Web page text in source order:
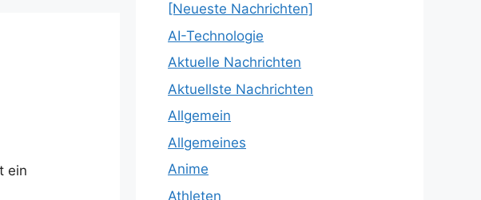
ein
[Neueste Nachrichten]
AI-Technologie
Aktuelle Nachrichten
Aktuellste Nachrichten
Allgemein
Allgemeines
Anime
Athleten